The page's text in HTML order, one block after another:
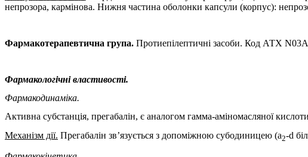
непрозора, кармінова. Нижня частина оболонки капсули (корпус):
Фармакотерапевтична група. Протиепілептичні засоби. Код АТХ
Фармакологічні властивості.
Фармакодинаміка.
Активна субстанція, прегабалін, є аналогом гамма-аміномасляної кислоти
Механізм дії. Прегабалін зв’язується з допоміжною субодиницею (a2-d